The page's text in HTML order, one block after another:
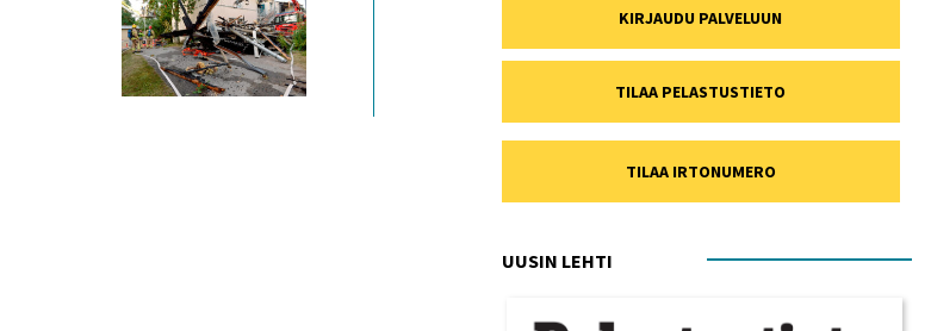
KIRJAUDU PALVELUUN
TILAA PELASTUSTIETO
TILAA IRTONUMERO
UUSIN LEHTI